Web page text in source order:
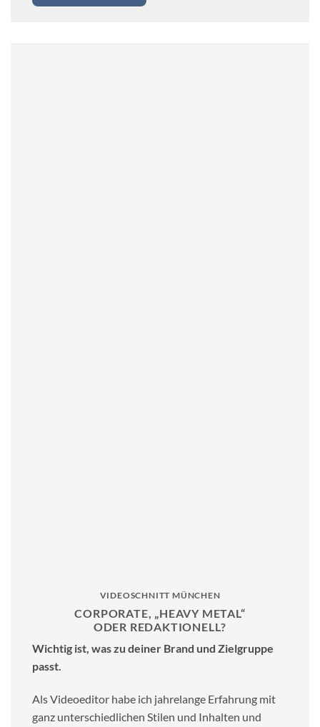
VIDEOSCHNITT MÜNCHEN
CORPORATE, „HEAVY METAL“
ODER REDAKTIONELL?
Wichtig ist, was zu deiner Brand und Zielgruppe
passt.
Als Videoeditor habe ich jahrelange Erfahrung mit
ganz unterschiedlichen Stilen und Inhalten und